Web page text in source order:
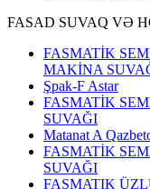
FASAD SUVAQ VƏ
FASMATİK
MAKİNA
Şpak-F Astar
FASMATİK
SUVAĞI
Matanat A
FASMATİK
SUVAĞI
FASMATIK